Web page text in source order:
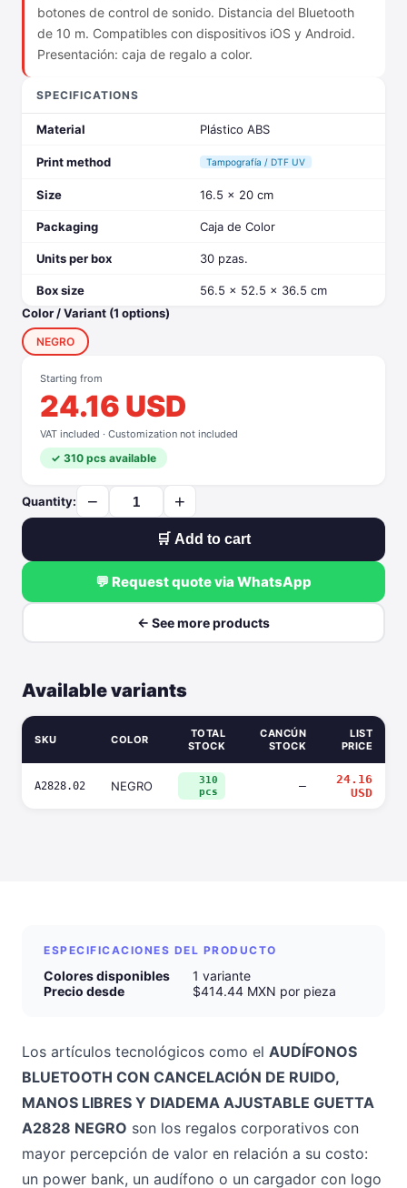
botones de control de sonido. Distancia del Bluetooth
de 10 m. Compatibles con dispositivos iOS y Android.
Presentación: caja de regalo a color.
SPECIFICATIONS
Material Plástico ABS
Print method Tampografía / DTF UV
Size 16.5 x 20 cm
Packaging Caja de Color
Units per box 30 pzas.
Box size
56.5 x 52.5 x 36.5 cm
Color / Variant (1 options)
NEGRO
Starting from
24.16 USD
VAT included · Customization not included
✓ 310 pcs available
Quantity: − +
🛒 Add to cart
💬 Request quote via WhatsApp
← See more products
Available variants
SKU COLOR
TOTAL
STOCK
CANCÚN
STOCK
LIST
PRICE
A2828.02 NEGRO
310
pcs
—
24.16
USD
ESPECIFICACIONES DEL PRODUCTO
Colores disponibles
1 variante
Precio desde
$414.44 MXN por pieza
Los artículos tecnológicos como el AUDÍFONOS
BLUETOOTH CON CANCELACIÓN DE RUIDO,
MANOS LIBRES Y DIADEMA AJUSTABLE GUETTA
A2828 NEGRO son los regalos corporativos con
mayor percepción de valor en relación a su costo:
un power bank, un audífono o un cargador con logo